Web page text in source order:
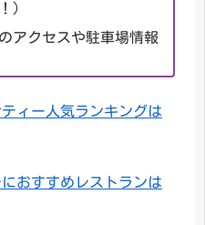
）
アクセスや駐車場情報
ティー人気ランキングは
におすすめレストランは